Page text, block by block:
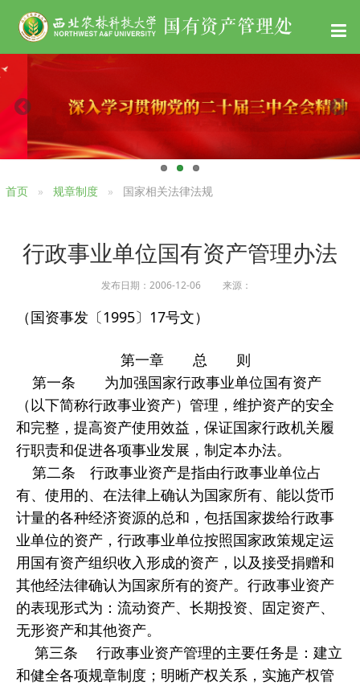
首页 规章制度 国家相关法律法规
行政事业单位国有资产管理办法
发布日期：2006-12-06 来源：
（国资事发〔1995〕17号文）
第一章 总 则
第一条 为加强国家行政事业单位国有资产
（以下简称行政事业资产）管理，维护资产的安全
和完整，提高资产使用效益，保证国家行政机关履
行职责和促进各项事业发展，制定本办法。
第二条 行政事业资产是指由行政事业单位占
有、使用的、在法律上确认为国家所有、能以货币
计量的各种经济资源的总和，包括国家拨给行政事
业单位的资产，行政事业单位按照国家政策规定运
用国有资产组织收入形成的资产，以及接受捐赠和
其他经法律确认为国家所有的资产。行政事业资产
的表现形式为：流动资产、长期投资、固定资产、
无形资产和其他资产。
第三条 行政事业资产管理的主要任务是：建立
和健全各项规章制度；明晰产权关系，实施产权管